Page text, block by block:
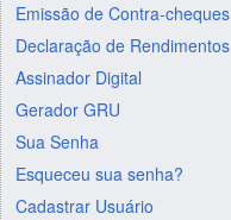
Emissão de Contra-cheques
Declaração de Rendimentos
Assinador Digital
Gerador GRU
Sua Senha
Esqueceu sua senha?
Cadastrar Usuário